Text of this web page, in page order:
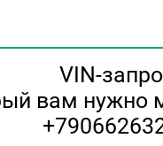
VIN-
вам нужно